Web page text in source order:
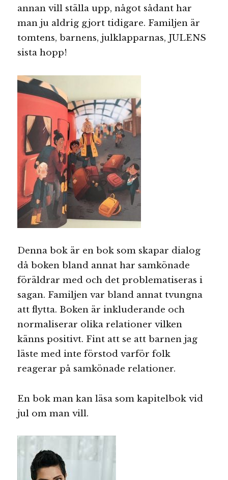
annan vill ställa upp, något sådant har
man ju aldrig gjort tidigare. Familjen är
tomtens, barnens, julklapparnas, JULENS
sista hopp!
Denna bok är en bok som skapar dialog
då boken bland annat har samkönade
föräldrar med och det problematiseras i
sagan. Familjen var bland annat tvungna
att flytta. Boken är inkluderande och
normaliserar olika relationer vilken
känns positivt. Fint att se att barnen jag
läste med inte förstod varför folk
reagerar på samkönade relationer.
En bok man kan läsa som kapitelbok vid
jul om man vill.